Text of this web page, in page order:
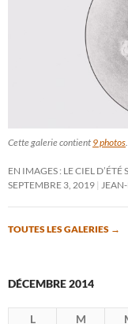
Cette galerie contient 9 photos
EN IMAGES : LE CIEL
SEPTEMBRE 3, 2019
TOUTES LES GALERIES →
DÉCEMBRE 2014
L M